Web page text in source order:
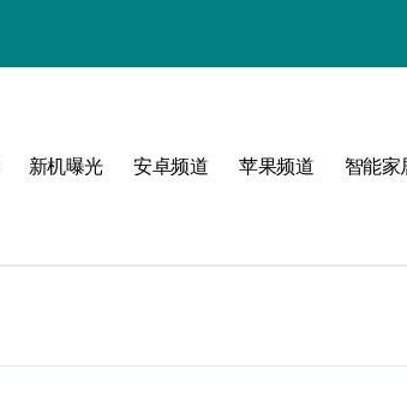
新机曝光 安卓频道 苹果频道 智能家